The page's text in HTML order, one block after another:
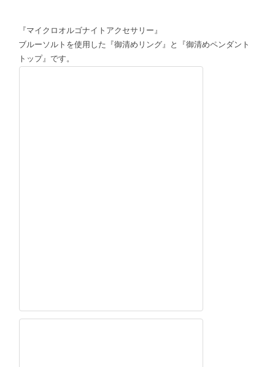
『マイクロオルゴナイトアクセサリー』
ブルーソルトを使用した『御清めリング』と『御清めペンダント
トップ』です。